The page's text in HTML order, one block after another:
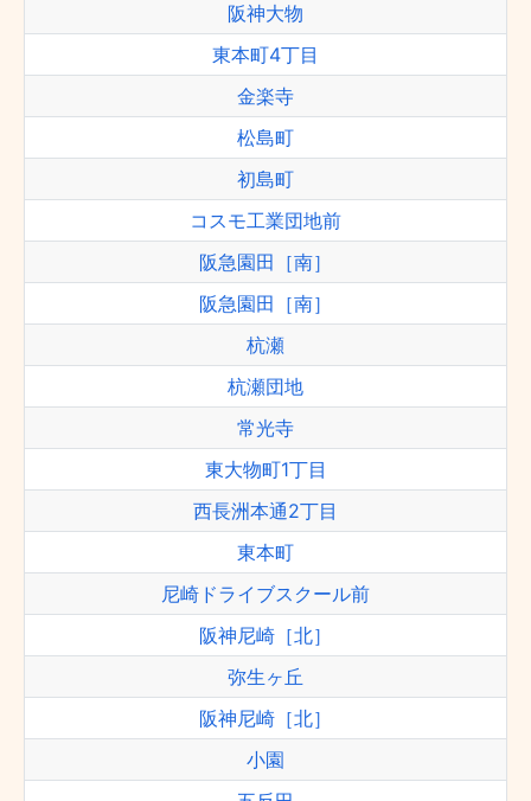
阪神大物
東本町4丁目
金楽寺
松島町
初島町
コスモ工業団地前
阪急園田［南］
阪急園田［南］
杭瀬
杭瀬団地
常光寺
東大物町1丁目
西長洲本通2丁目
東本町
尼崎ドライブスクール前
阪神尼崎［北］
弥生ヶ丘
阪神尼崎［北］
小園